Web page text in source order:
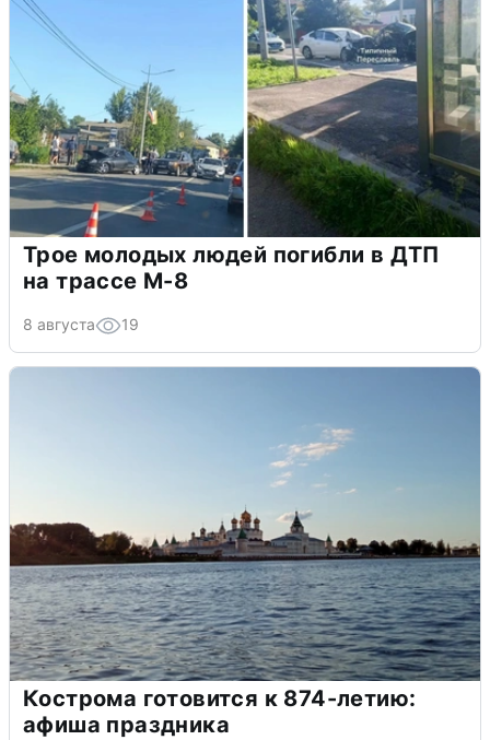
Трое молодых людей погибли в ДТП
на трассе М-8
8 августа 19
Кострома готовится к 874-летию:
афиша праздника